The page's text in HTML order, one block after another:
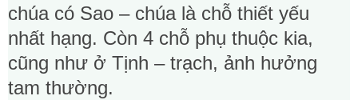
chúa có Sao – chúa là chỗ thiết yếu
nhất hạng. Còn 4 chỗ phụ thuộc kia,
cũng như ở Tịnh – trạch, ảnh hưởng
tam thường.